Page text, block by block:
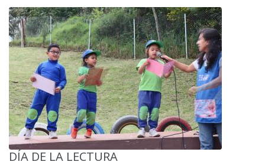
DÍA DE LA LECTURA